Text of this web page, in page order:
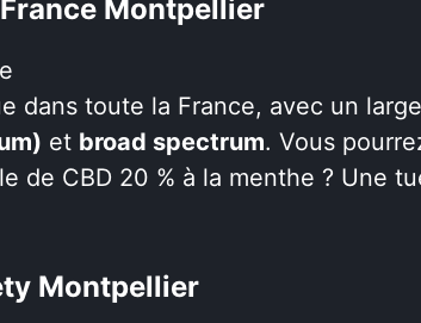
Montpellier
dans toute la France, avec un
et broad spectrum. Vous
de CBD 20 % à la menthe ? Une
Montpellier